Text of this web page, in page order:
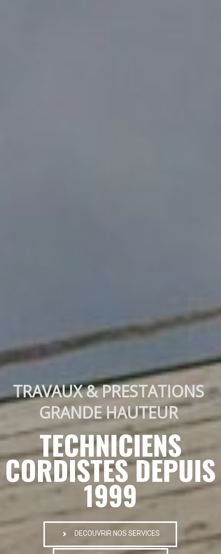
TRAVAUX & PRESTATIONS
GRANDE HAUTEUR
TECHNICIENS
CORDISTES DEPUIS
1999
DECOUVRIR NOS SERVICES